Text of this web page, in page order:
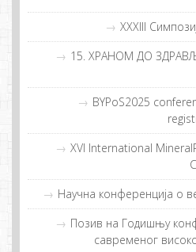
XXXIII
15. ХРAНOM ДO
BYPoS2025
XVI International
Научна конференција о
Позив на Годишњу
савременог